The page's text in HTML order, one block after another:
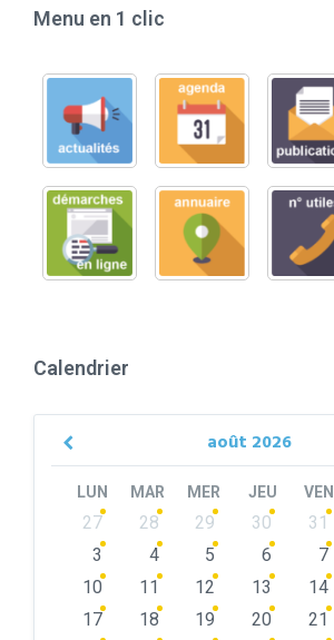
Menu en 1 clic
Calendrier
août 2026
Previous
LUN MAR MER JEU VEN
Skip
calendar
27 28 29 30 31
3
4 5 6 7
10
11 12 13 14
17
18 19 20 21